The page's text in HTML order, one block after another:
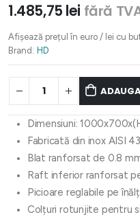
1.485,75 lei fără
Afișează prețul în euro / lei cu
Brand: HD
Dimensiuni:
Fabricată din inox AISI
Blat ranforsat de 0.8
Raft inferior ranforsat
Picioare reglabile pe
Colțuri rotunjite pentru